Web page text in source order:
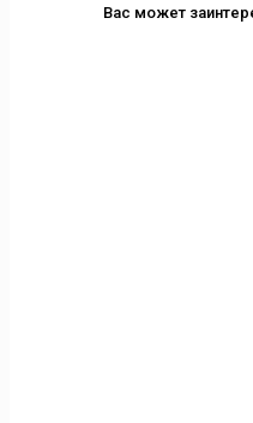
Вас может